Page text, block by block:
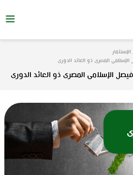
المصرى ذو العائد الدورى
الإسلامى المصرى ذو العائد الدورى